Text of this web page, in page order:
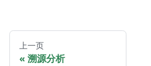
上一页
溯源分析